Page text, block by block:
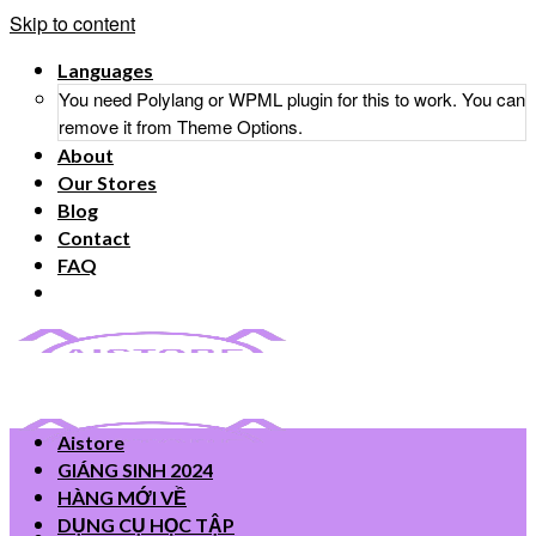
Skip to content
Languages
You need Polylang or WPML plugin for this to work. You can
remove it from Theme Options.
About
Our Stores
Blog
Contact
FAQ
Aistore
GIÁNG SINH 2024
HÀNG MỚI VỀ
DỤNG CỤ HỌC TẬP